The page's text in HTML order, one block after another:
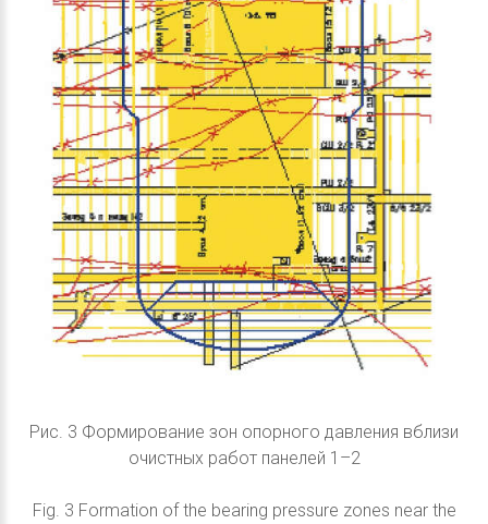
Рис. 3 Формирование зон опорного давления вблизи
очистных работ панелей 1–2
Fig. 3 Formation of the bearing pressure zones near the